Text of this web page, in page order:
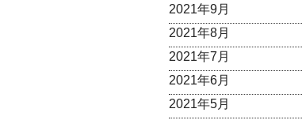
2021年9月
2021年8月
2021年7月
2021年6月
2021年5月